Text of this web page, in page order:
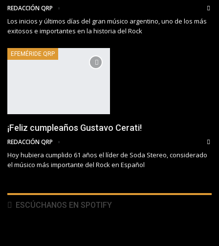
REDACCIÓN QRP
Los inicios y últimos días del gran músico argentino, uno de los más
exitosos e importantes en la historia del Rock
EFEMÉRIDE QRP
¡Feliz cumpleaños Gustavo Cerati!
REDACCIÓN QRP
Hoy hubiera cumplido 61 años el líder de Soda Stereo, considerado
el músico más importante del Rock en Español
ESCÚCHANOS EN SPOTIFY